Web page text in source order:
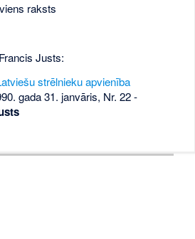
raksts
Justs:
strēlnieku apvienība
gada 31. janvāris, Nr. 22-